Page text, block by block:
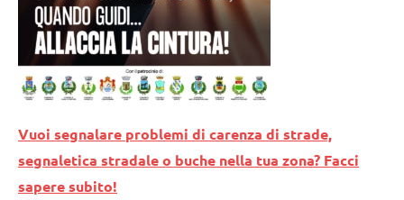
Vuoi segnalare problemi di carenza di strade,
segnaletica stradale o buche nella tua zona? Facci
sapere subito!